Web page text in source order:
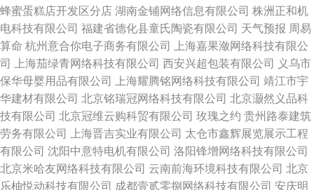
蜂蜜蛋糕店开发区分店 湖南金铺网络信息有限公司 株洲正和机
电科技有限公司 福建省德化县童氏陶瓷有限公司 天气预报 周易
算命 杭州意合你电子商务有限公司
上海嘉果潋网络科技有限公
司
上海茄绿青网络科技有限公司 西安兴超包装有限公司
义乌市
保华母婴用品有限公司
上海耀腾铭网络科技有限公司 靖江市宇
华建材有限公司 北京铭瑞冠网络科技有限公司 北京灏然义品科
技有限公司 北京冠维云购科贸有限公司 玫瑰之约 贵州路泰建筑
劳务有限公司
上海晋吉实业有限公司 太仓市鑫辉展览展示工程
有限公司 沈阳中意特电机有限公司 洛阳锋增网络科技有限公司
北京米哈友网络科技有限公司 云南前海环境科技有限公司 北京
乐柚悦动科技有限公司 成都壹贰零捌网络科技有限公司 安庆明